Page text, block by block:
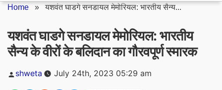
Home »यशवंत घाडगे सनडायल मेमोरियल: भारतीय सैन्य...
यशवंत घाडगे सनडायल मेमोरियल: भारतीय
सैन्य के वीरों के बलिदान का गौरवपूर्ण स्मारक
Posted
by
shweta July 24th, 2023 05:29 am